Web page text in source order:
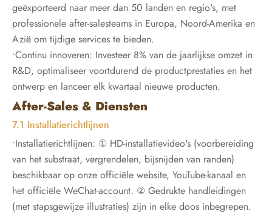
geëxporteerd naar meer dan 50 landen en regio's, met
professionele after-salesteams in Europa, Noord-Amerika en
Azië om tijdige services te bieden.
•Continu innoveren: Investeer 8% van de jaarlijkse omzet in
R&D, optimaliseer voortdurend de productprestaties en het
ontwerp en lanceer elk kwartaal nieuwe producten.
After-Sales & Diensten
7.1 Installatierichtlijnen
•Installatierichtlijnen: ① HD-installatievideo's (voorbereiding
van het substraat, vergrendelen, bijsnijden van randen)
beschikbaar op onze officiële website, YouTube-kanaal en
het officiële WeChat-account. ② Gedrukte handleidingen
(met stapsgewijze illustraties) zijn in elke doos inbegrepen.